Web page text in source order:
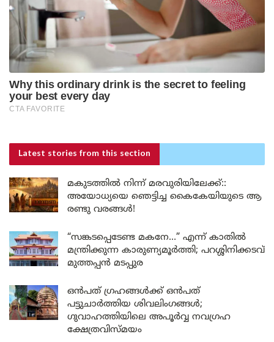
Latest stories from this section
മകുടത്തിൽ നിന്ന് മരവുരിയിലേക്ക്::
അയോധ്യയെ ഞെട്ടിച്ച കൈകേയിയുടെ ആ
രണ്ടു വരങ്ങൾ!
“സങ്കടപ്പെടേണ്ട മകനേ…” എന്ന് കാതിൽ
മന്ത്രിക്കുന്ന കാരുണ്യമൂർത്തി; പറശ്ശിനിക്കടവ്
മുത്തപ്പൻ മടപ്പുര
ഒൻപത് ഗ്രഹങ്ങൾക്ക് ഒൻപത്
പട്ടുചാർത്തിയ ശിവലിംഗങ്ങൾ;
ഗുവാഹത്തിയിലെ അപൂർവ്വ നവഗ്രഹ
ക്ഷേത്രവിസ്മയം